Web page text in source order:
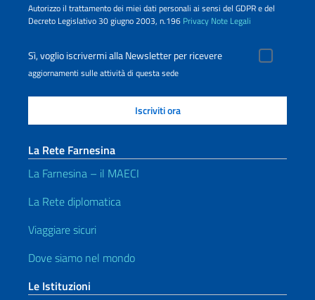
Autorizzo il trattamento dei miei dati personali ai sensi del GDPR e del
Decreto Legislativo 30 giugno 2003, n.196 Privacy Note Legali
Sì, voglio iscrivermi alla Newsletter per ricevere
aggiornamenti sulle attività di questa sede
La Rete Farnesina
La Farnesina – il MAECI
La Rete diplomatica
Viaggiare sicuri
Dove siamo nel mondo
Le Istituzioni